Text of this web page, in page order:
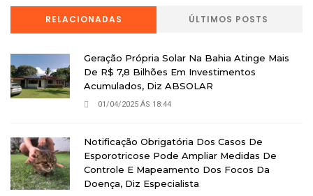
RELACIONADAS ÚLTIMOS POSTS
Geração Própria Solar Na Bahia Atinge Mais
De R$ 7,8 Bilhões Em Investimentos
Acumulados, Diz ABSOLAR
01/04/2025 ÁS 18:44
Notificação Obrigatória Dos Casos De
Esporotricose Pode Ampliar Medidas De
Controle E Mapeamento Dos Focos Da
Doença, Diz Especialista